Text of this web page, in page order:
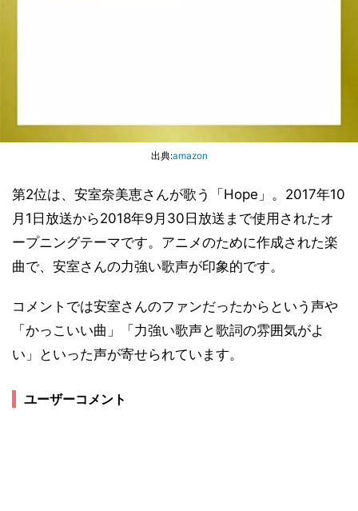
出典:amazon
第2位は、安室奈美恵さんが歌う「Hope」。2017年10
月1日放送から2018年9月30日放送まで使用されたオ
ープニングテーマです。アニメのために作成された楽
曲で、安室さんの力強い歌声が印象的です。
コメントでは安室さんのファンだったからという声や
「かっこいい曲」「力強い歌声と歌詞の雰囲気がよ
い」といった声が寄せられています。
ユーザーコメント